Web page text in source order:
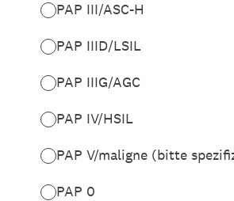
PAP III/ASC-H
PAP IIID/LSIL
PAP IIIG/AGC
PAP IV/HSIL
PAP V/maligne (bitte
PAP 0